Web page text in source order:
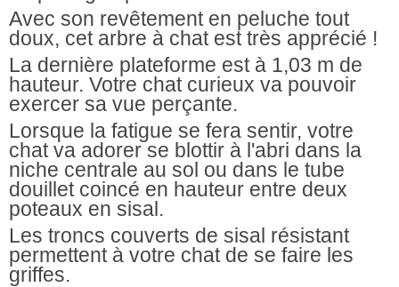
Avec son revêtement en peluche tout
doux, cet arbre à chat est très apprécié !
La dernière plateforme est à 1,03 m de
hauteur. Votre chat curieux va pouvoir
exercer sa vue perçante.
Lorsque la fatigue se fera sentir, votre
chat va adorer se blottir à l'abri dans la
niche centrale au sol ou dans le tube
douillet coincé en hauteur entre deux
poteaux en sisal.
Les troncs couverts de sisal résistant
permettent à votre chat de se faire les
griffes.